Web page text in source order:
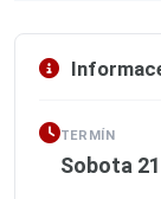
TERMÍN
Sobota